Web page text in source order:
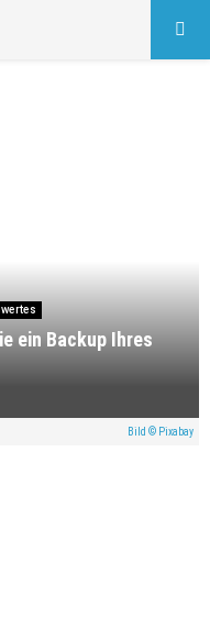
ein Backup Ihres
Bild © Pixabay